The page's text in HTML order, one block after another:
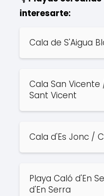
interesarte:
Cala de S'Aigua
Cala San Vicente
Sant Vicent
Cala d'Es Jonc /
Playa Caló d'En
d'En Serra